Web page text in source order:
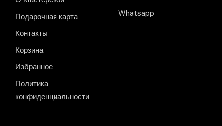
Подарочная карта
Контакты
Корзина
Избранное
Политика
конфиденциальности
Whatsapp